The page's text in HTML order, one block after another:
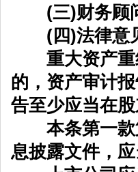
(三)财务顾问
(四)法律意
重大资产重
的，资产审计
告至少应当在
本条第一款
息披露文件，